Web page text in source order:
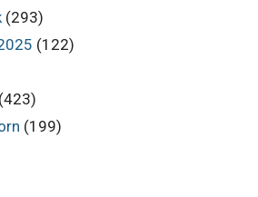
(293)
(122)
(199)